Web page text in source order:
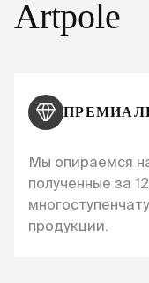
Artpole
Мы опираемся
полученные за
продукции.